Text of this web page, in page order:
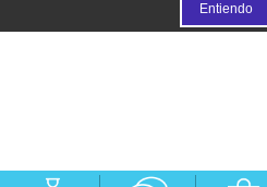
Entiendo